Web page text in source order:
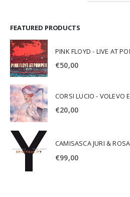
FEATURED PRODUCTS
PINK FLOYD - LIVE AT
€50,00
CORSI LUCIO - VOLEVO
€20,00
CAMISASCA JURI &
€99,00